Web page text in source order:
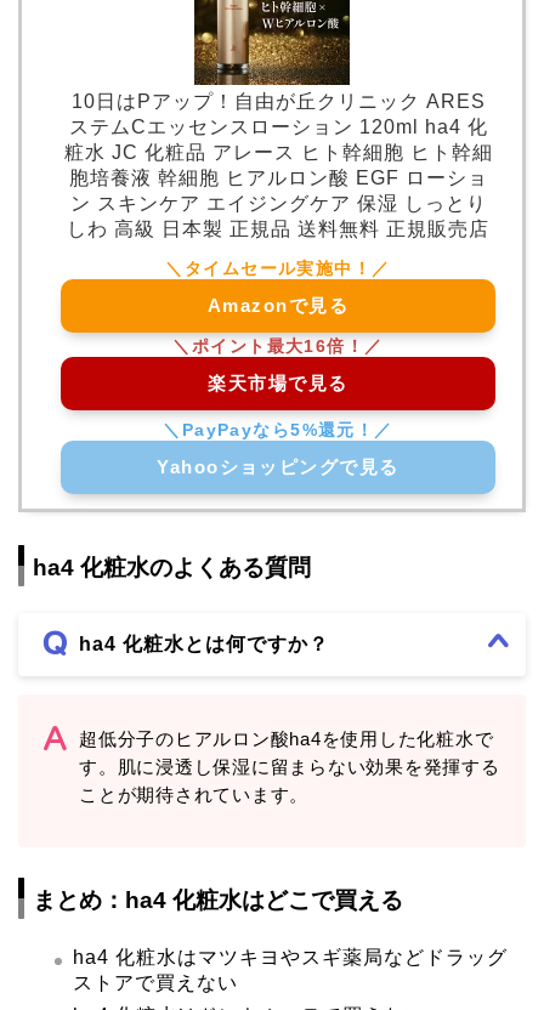
10日はPアップ！自由が丘クリニック ARES
ステムCエッセンスローション 120ml ha4 化
粧水 JC 化粧品 アレース ヒト幹細胞 ヒト幹細
胞培養液 幹細胞 ヒアルロン酸 EGF ローショ
ン スキンケア エイジングケア 保湿 しっとり
しわ 高級 日本製 正規品 送料無料 正規販売店
Amazonで見る
楽天市場で見る
Yahooショッピングで見る
ha4 化粧水のよくある質問
ha4 化粧水とは何ですか？
超低分子のヒアルロン酸ha4を使用した化粧水で
す。肌に浸透し保湿に留まらない効果を発揮する
ことが期待されています。
まとめ：ha4 化粧水はどこで買える
ha4 化粧水はマツキヨやスギ薬局などドラッグ
ストアで買えない